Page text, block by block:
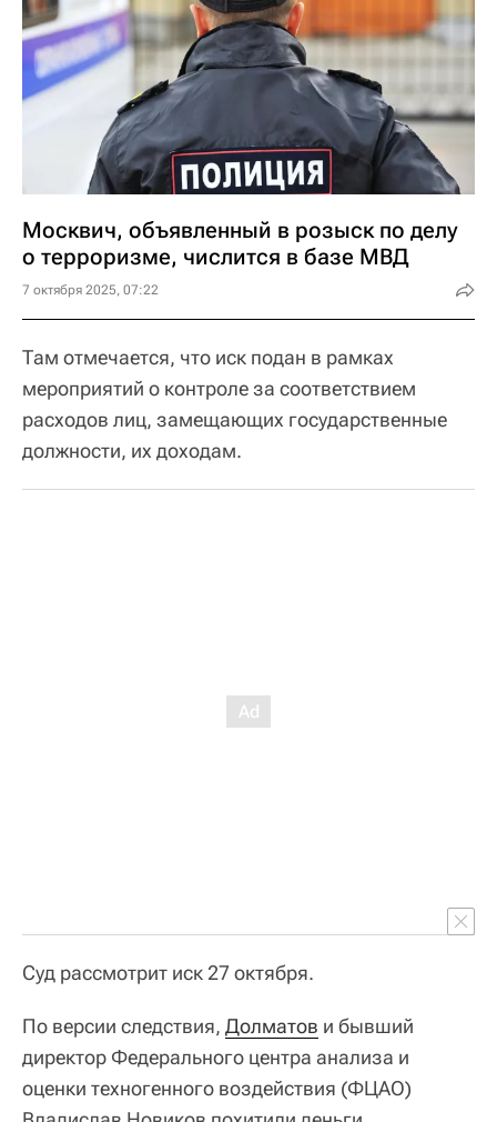
Москвич, объявленный в розыск по делу
о терроризме, числится в базе МВД
7 октября 2025, 07:22
Там отмечается, что иск подан в рамках
мероприятий о контроле за соответствием
расходов лиц, замещающих государственные
должности, их доходам.
Суд рассмотрит иск 27 октября.
По версии следствия, Долматов и бывший
директор Федерального центра анализа и
оценки техногенного воздействия (ФЦАО)